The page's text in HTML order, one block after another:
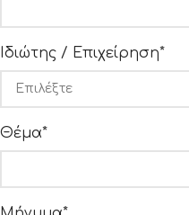
Ιδιώτης / Επιχείρηση*
Θέμα*